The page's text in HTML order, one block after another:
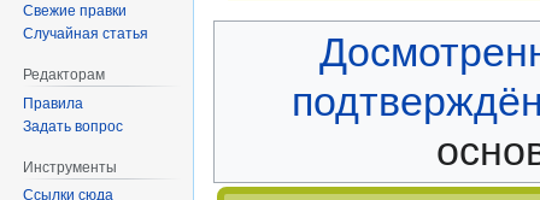
Свежие правки
Случайная статья
Редакторам
Правила
Задать вопрос
Инструменты
Ссылки сюда